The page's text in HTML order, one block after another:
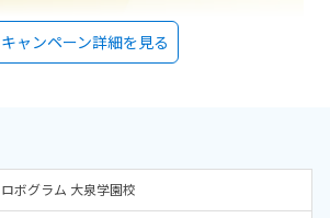
キャンペーン詳細を見る
ロボグラム 大泉学園校